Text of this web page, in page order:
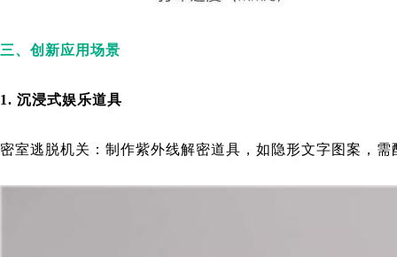
三、创新应用场景
1. 沉浸式娱乐道具
密室逃脱机关：制作紫外线解密道具，如隐形文字图案，